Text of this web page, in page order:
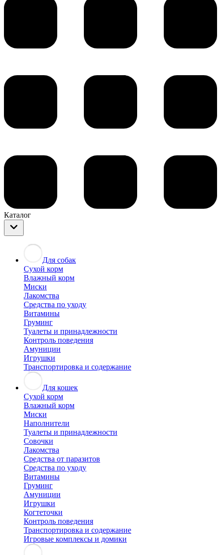
Каталог
Для собак
Сухой корм
Влажный корм
Миски
Лакомства
Средства по уходу
Витамины
Груминг
Туалеты и принадлежности
Контроль поведения
Амуниции
Игрушки
Транспортировка и содержание
Для кошек
Сухой корм
Влажный корм
Миски
Наполнители
Туалеты и принадлежности
Совочки
Лакомства
Средства от паразитов
Средства по уходу
Витамины
Груминг
Амуниции
Игрушки
Когтеточки
Контроль поведения
Транспортировка и содержание
Игровые комплексы и домики